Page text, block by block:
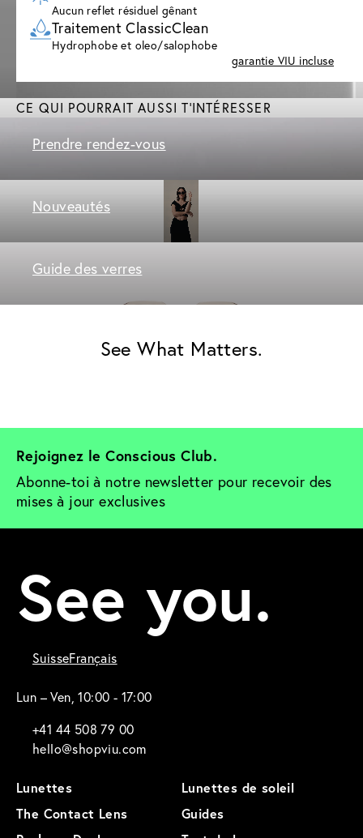
Aucun reflet résiduel gênant
Traitement ClassicClean
Hydrophobe et oleo/salophobe
garantie VIU incluse
CE QUI POURRAIT AUSSI T'INTÉRESSER
Prendre rendez-vous
Nouveautés
Guide des verres
See What Matters.
Rejoignez le Conscious Club.
Abonne-toi à notre newsletter pour recevoir des
mises à jour exclusives
See you.
SuisseFrançais
Lun – Ven, 10:00 - 17:00
+41 44 508 79 00
hello@shopviu.com
Lunettes
Lunettes de soleil
The Contact Lens
Guides